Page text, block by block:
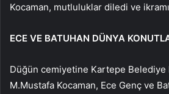
Kocaman, mutluluklar diledi ve
ECE VE BATUHAN DÜNYA
Düğün cemiyetine Kartepe Belediye
M.Mustafa Kocaman, Ece Genç ve